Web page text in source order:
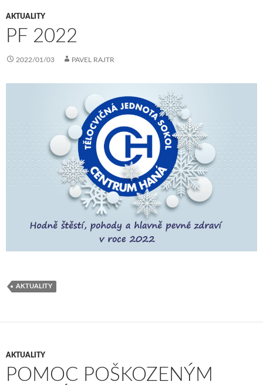
AKTUALITY
PF 2022
2022/01/03 PAVEL RAJTR
AKTUALITY
AKTUALITY
POMOC POŠKOZENÝM